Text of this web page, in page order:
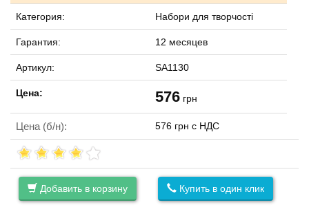
Категория: Набори для творчості
Гарантия: 12 месяцев
Артикул: SA1130
Цена: 576 грн
Цена (б/н): 576 грн с НДС
Добавить в корзину Купить в один клик